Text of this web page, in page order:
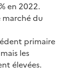
en 2022.
marché du
primaire
les
élevées.